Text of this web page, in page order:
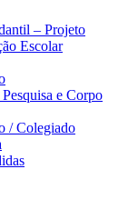
– Projeto
Escolar
e Corpo
/ Colegiado